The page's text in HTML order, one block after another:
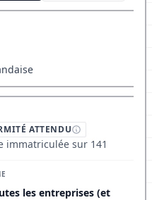
ATTENDU
immatriculée sur 141
les entreprises (et